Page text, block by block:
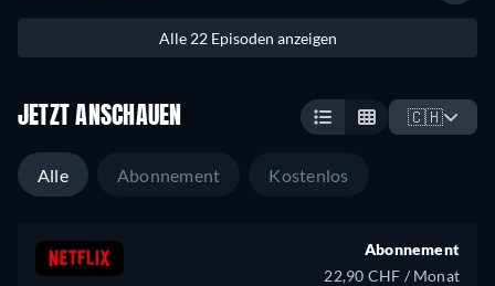
Alle 22 Episoden anzeigen
JETZT ANSCHAUEN 🇨🇭
Alle Abonnement Kostenlos
Abonnement
22,90 CHF / Monat